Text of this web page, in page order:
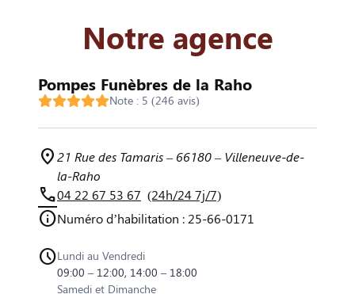
Notre agence
Pompes Funèbres de la Raho
Note : 5 (246 avis)
21 Rue des Tamaris – 66180 – Villeneuve-de-
la-Raho
04 22 67 53 67 (24h/24 7j/7)
Numéro d’habilitation : 25-66-0171
Lundi au Vendredi
09:00 – 12:00, 14:00 – 18:00
Samedi et Dimanche